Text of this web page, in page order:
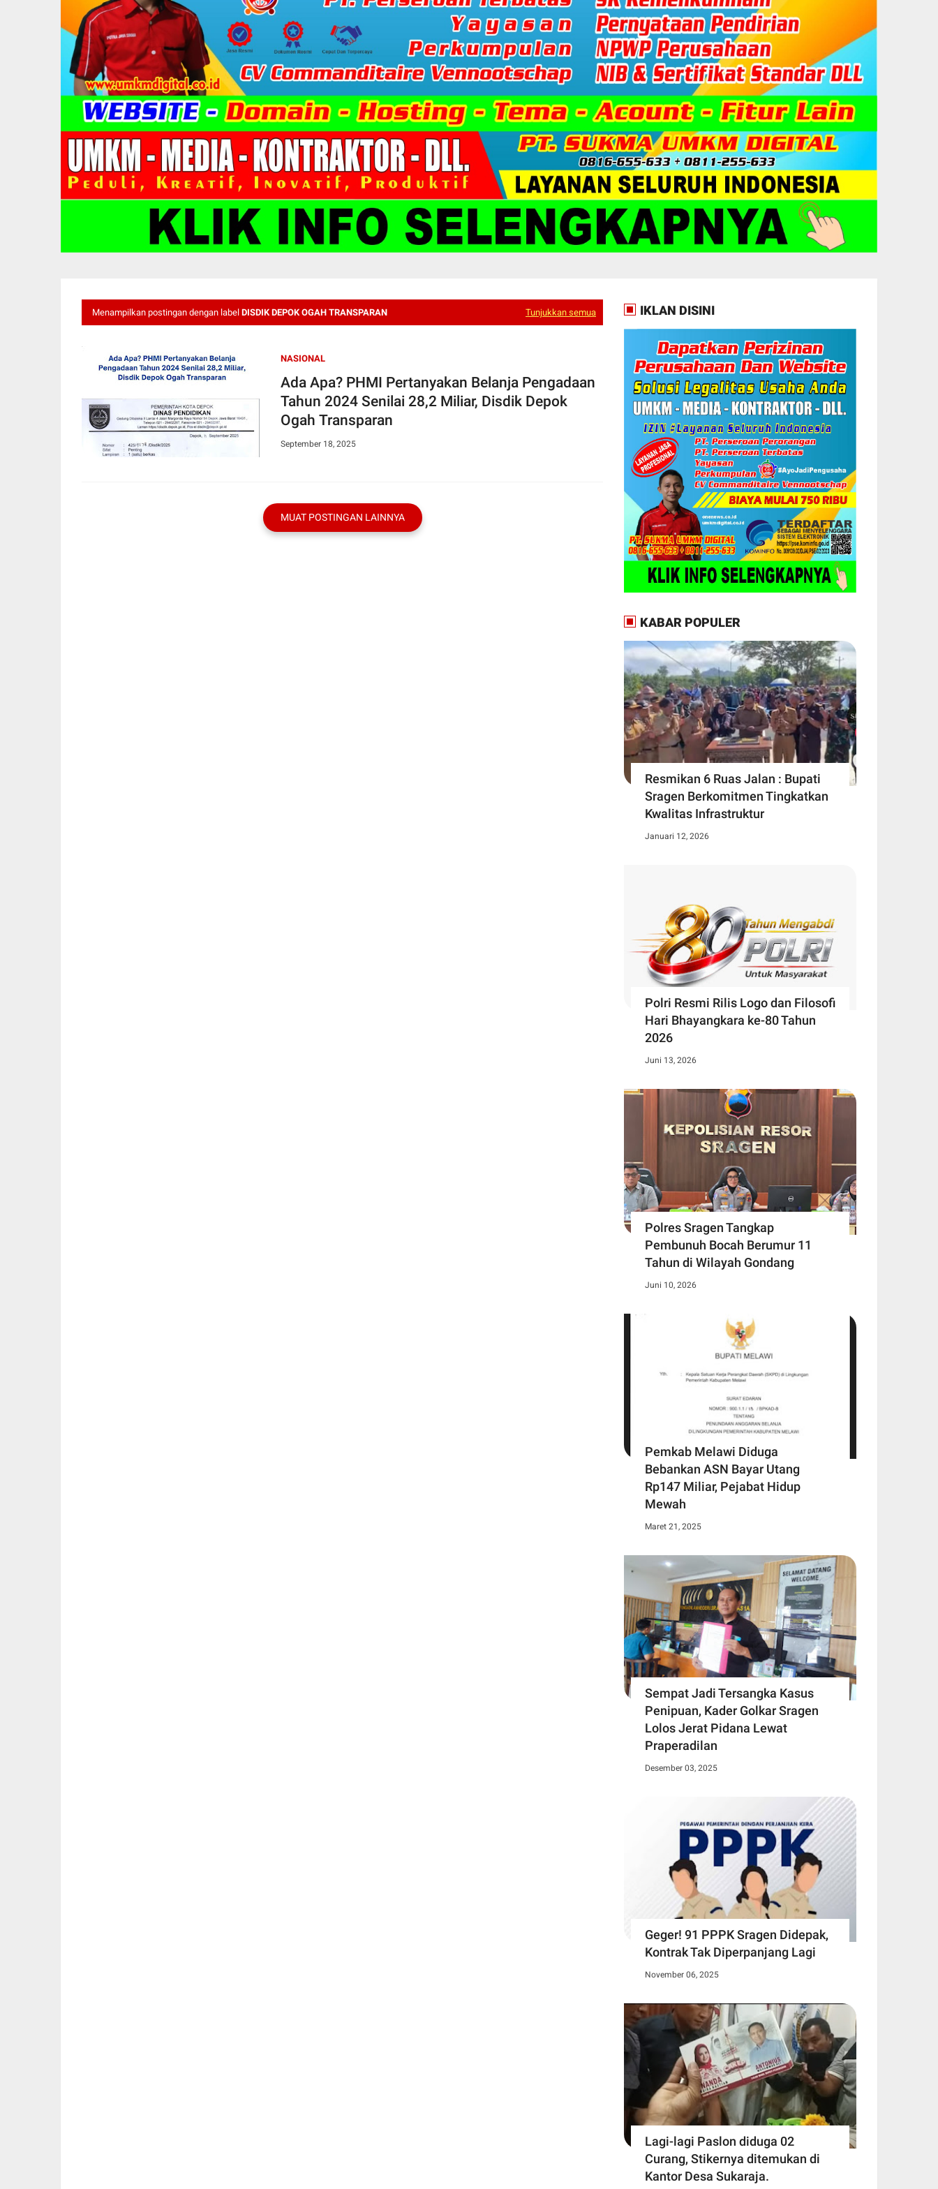
Menampilkan postingan dengan label DISDIK DEPOK OGAH TRANSPARAN Tunjukkan semua
NASIONAL
Ada Apa? PHMI Pertanyakan Belanja Pengadaan
Tahun 2024 Senilai 28,2 Miliar, Disdik Depok
Ogah Transparan
September 18, 2025
MUAT POSTINGAN LAINNYA
IKLAN DISINI
KABAR POPULER
Resmikan 6 Ruas Jalan : Bupati
Sragen Berkomitmen Tingkatkan
Kwalitas Infrastruktur
Januari 12, 2026
Polri Resmi Rilis Logo dan Filosofi
Hari Bhayangkara ke-80 Tahun
2026
Juni 13, 2026
Polres Sragen Tangkap
Pembunuh Bocah Berumur 11
Tahun di Wilayah Gondang
Juni 10, 2026
Pemkab Melawi Diduga
Bebankan ASN Bayar Utang
Rp147 Miliar, Pejabat Hidup
Mewah
Maret 21, 2025
Sempat Jadi Tersangka Kasus
Penipuan, Kader Golkar Sragen
Lolos Jerat Pidana Lewat
Praperadilan
Desember 03, 2025
Geger! 91 PPPK Sragen Didepak,
Kontrak Tak Diperpanjang Lagi
November 06, 2025
Lagi-lagi Paslon diduga 02
Curang, Stikernya ditemukan di
Kantor Desa Sukaraja.